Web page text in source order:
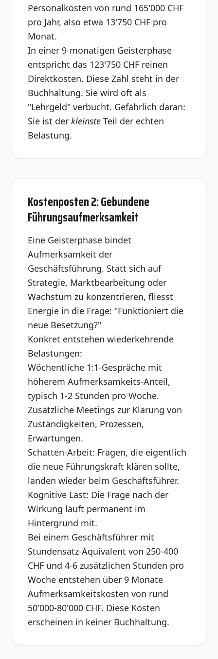
Personalkosten von rund 165'000 CHF
pro Jahr, also etwa 13'750 CHF pro
Monat.
In einer 9-monatigen Geisterphase
entspricht das 123'750 CHF reinen
Direktkosten. Diese Zahl steht in der
Buchhaltung. Sie wird oft als
"Lehrgeld" verbucht. Gefährlich daran:
Sie ist der kleinste Teil der echten
Belastung.
Kostenposten 2: Gebundene
Führungsaufmerksamkeit
Eine Geisterphase bindet
Aufmerksamkeit der
Geschäftsführung. Statt sich auf
Strategie, Marktbearbeitung oder
Wachstum zu konzentrieren, fliesst
Energie in die Frage: "Funktioniert die
neue Besetzung?"
Konkret entstehen wiederkehrende
Belastungen:
Wöchentliche 1:1-Gespräche mit
höherem Aufmerksamkeits-Anteil,
typisch 1-2 Stunden pro Woche.
Zusätzliche Meetings zur Klärung von
Zuständigkeiten, Prozessen,
Erwartungen.
Schatten-Arbeit: Fragen, die eigentlich
die neue Führungskraft klären sollte,
landen wieder beim Geschäftsführer.
Kognitive Last: Die Frage nach der
Wirkung läuft permanent im
Hintergrund mit.
Bei einem Geschäftsführer mit
Stundensatz-Äquivalent von 250-400
CHF und 4-6 zusätzlichen Stunden pro
Woche entstehen über 9 Monate
Aufmerksamkeitskosten von rund
50'000-80'000 CHF. Diese Kosten
erscheinen in keiner Buchhaltung.